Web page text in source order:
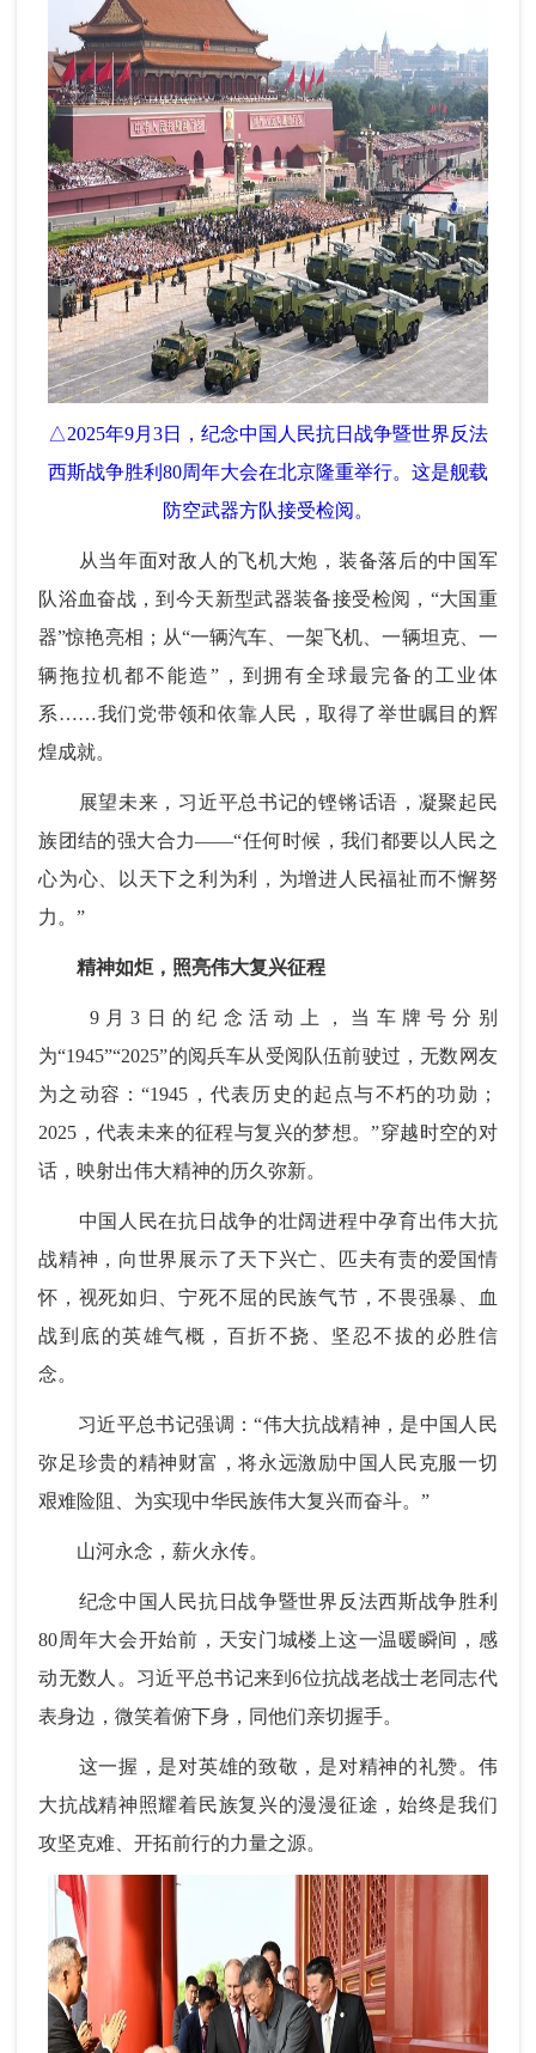
△2025年9月3日，纪念中国人民抗日战争暨世界反法
西斯战争胜利80周年大会在北京隆重举行。这是舰载
防空武器方队接受检阅。
从当年面对敌人的飞机大炮，装备落后的中国军
队浴血奋战，到今天新型武器装备接受检阅，“大国重
器”惊艳亮相；从“一辆汽车、一架飞机、一辆坦克、一
辆拖拉机都不能造”，到拥有全球最完备的工业体
系……我们党带领和依靠人民，取得了举世瞩目的辉
煌成就。
展望未来，习近平总书记的铿锵话语，凝聚起民
族团结的强大合力——“任何时候，我们都要以人民之
心为心、以天下之利为利，为增进人民福祉而不懈努
力。”
精神如炬，照亮伟大复兴征程
9月3日的纪念活动上，当车牌号分别
为“1945”“2025”的阅兵车从受阅队伍前驶过，无数网友
为之动容：“1945，代表历史的起点与不朽的功勋；
2025，代表未来的征程与复兴的梦想。”穿越时空的对
话，映射出伟大精神的历久弥新。
中国人民在抗日战争的壮阔进程中孕育出伟大抗
战精神，向世界展示了天下兴亡、匹夫有责的爱国情
怀，视死如归、宁死不屈的民族气节，不畏强暴、血
战到底的英雄气概，百折不挠、坚忍不拔的必胜信
念。
习近平总书记强调：“伟大抗战精神，是中国人民
弥足珍贵的精神财富，将永远激励中国人民克服一切
艰难险阻、为实现中华民族伟大复兴而奋斗。”
山河永念，薪火永传。
纪念中国人民抗日战争暨世界反法西斯战争胜利
80周年大会开始前，天安门城楼上这一温暖瞬间，感
动无数人。习近平总书记来到6位抗战老战士老同志代
表身边，微笑着俯下身，同他们亲切握手。
这一握，是对英雄的致敬，是对精神的礼赞。伟
大抗战精神照耀着民族复兴的漫漫征途，始终是我们
攻坚克难、开拓前行的力量之源。